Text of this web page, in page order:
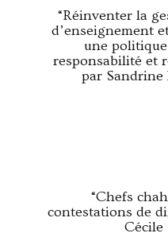
“Réinventer la
d’enseignement
une
responsabilité et
par Sandrine
“Chefs
contestations de
Cécile